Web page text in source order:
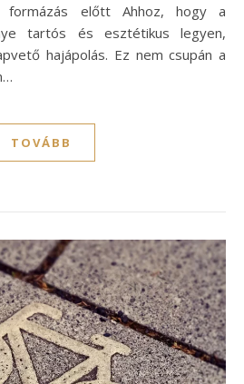
formázás előtt Ahhoz, hogy a
tartós és esztétikus legyen,
hajápolás. Ez nem csupán a
TOVÁBB